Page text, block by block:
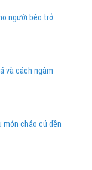
người béo trở
và cách ngâm
món cháo củ dền